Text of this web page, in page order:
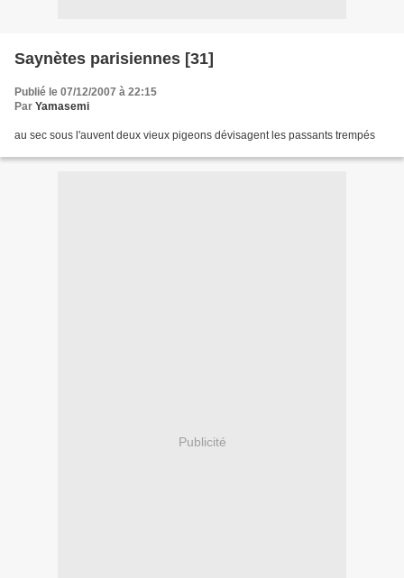
Saynètes parisiennes [31]
Publié le 07/12/2007 à 22:15
Par Yamasemi
au sec sous l'auvent deux vieux pigeons dévisagent les passants trempés
Publicité